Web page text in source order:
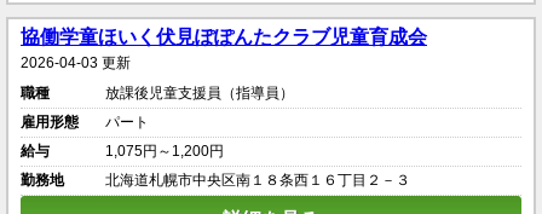
協働学童ほいく伏見ぽぽんたクラブ児童育成会
2026-04-03 更新
職種
放課後児童支援員（指導員）
雇用形態
パート
給与
1,075円～1,200円
勤務地
北海道札幌市中央区南１８条西１６丁目２－３